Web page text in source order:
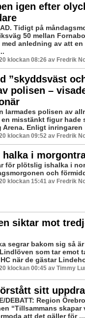
igen efter
Tidigt på
50 mellan
anledning av att
klockan 08:26 av Fredrik
”skyddsväst
polisen –
larmades polisen av
misstänkt figur hade
Arena. Enligt inringaren
klockan 09:52 av Fredrik
halka i
för plötslig ishalka i
och
klockan 15:41 av Fredrik
siktar mot
segrar bakom sig så
som tar emot
när de gästar
klockan 00:45 av Timmy
sitt
DEBATT: Region
“Tillsammans skapar
att det gäller för ...